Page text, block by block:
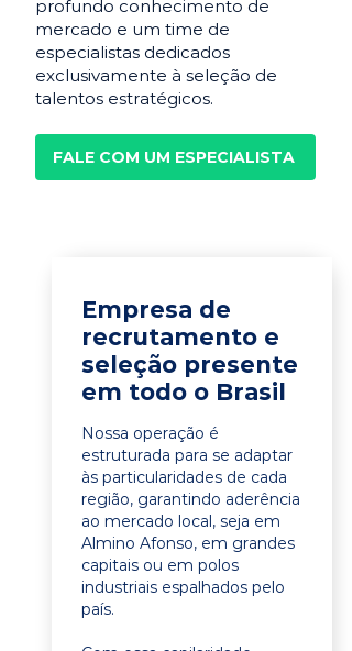
profundo conhecimento de
mercado e um time de
especialistas dedicados
exclusivamente à seleção de
talentos estratégicos.
FALE COM UM ESPECIALISTA
Empresa de
recrutamento e
seleção presente
em todo o Brasil
Nossa operação é
estruturada para se adaptar
às particularidades de cada
região, garantindo aderência
ao mercado local, seja em
Almino Afonso, em grandes
capitais ou em polos
industriais espalhados pelo
país.